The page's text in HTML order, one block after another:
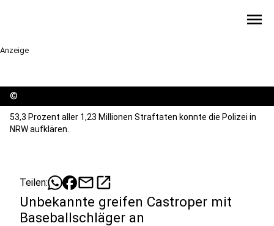
menu
Anzeige
©
53,3 Prozent aller 1,23 Millionen Straftaten konnte die Polizei in
NRW aufklären.
Teilen: mailopen_in_new
Unbekannte greifen Castroper mit
Baseballschläger an